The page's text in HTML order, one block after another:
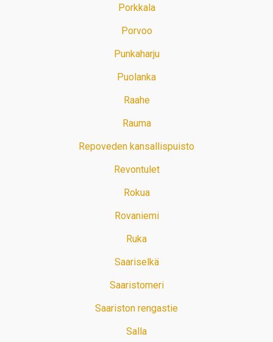
Porkkala
Porvoo
Punkaharju
Puolanka
Raahe
Rauma
Repoveden kansallispuisto
Revontulet
Rokua
Rovaniemi
Ruka
Saariselkä
Saaristomeri
Saariston rengastie
Salla